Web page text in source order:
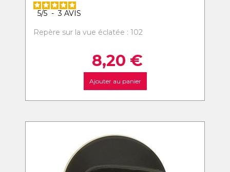
5/5 - 3 AVIS
Repère sur la vue éclatée : 102
8,20 €
Ajouter au panier